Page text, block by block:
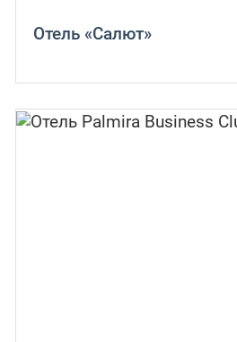
Отель «Салют»